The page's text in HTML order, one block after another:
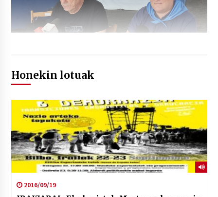
Honekin lotuak
2016/09/19